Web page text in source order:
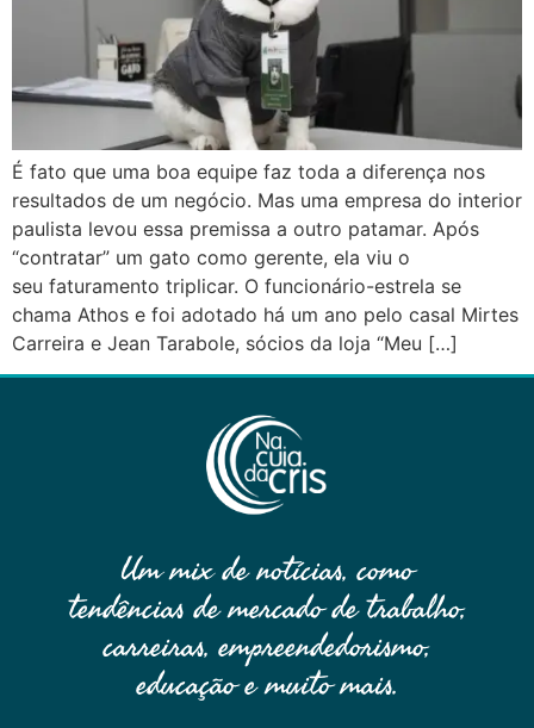
É fato que uma boa equipe faz toda a diferença nos
resultados de um negócio. Mas uma empresa do interior
paulista levou essa premissa a outro patamar. Após
“contratar” um gato como gerente, ela viu o
seu faturamento triplicar. O funcionário-estrela se
chama Athos e foi adotado há um ano pelo casal Mirtes
Carreira e Jean Tarabole, sócios da loja “Meu […]
Um mix de notícias, como
tendências de mercado de trabalho,
carreiras, empreendedorismo,
educação e muito mais.